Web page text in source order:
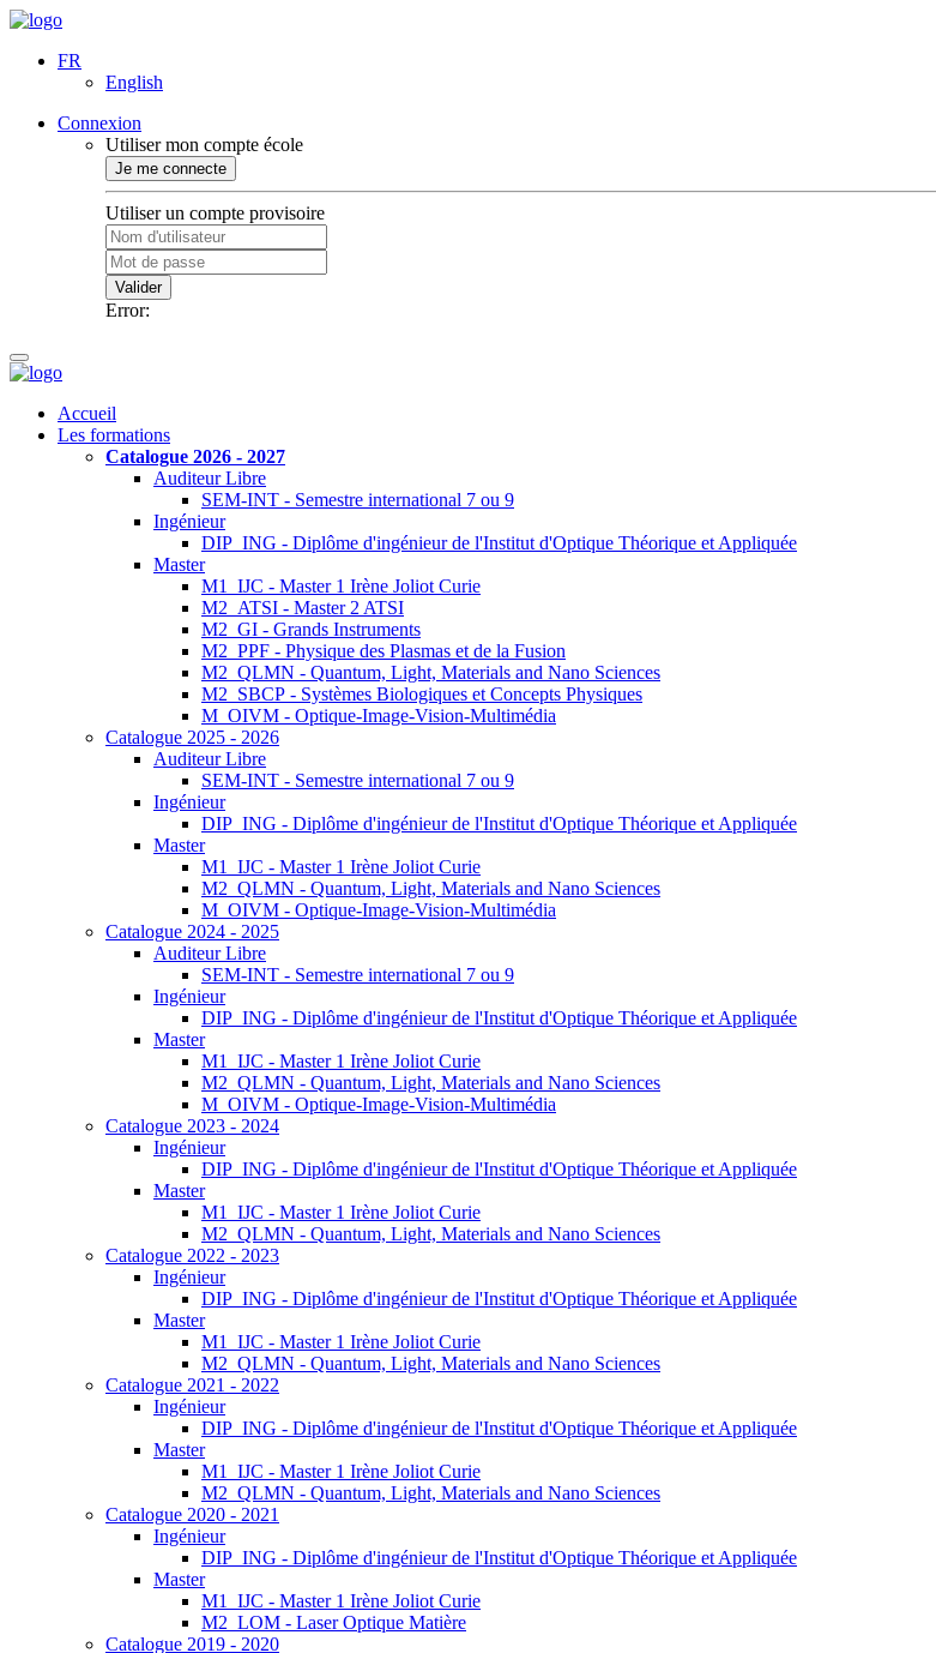
FR
English
Connexion
Utiliser mon compte école
Je me connecte
Utiliser un compte provisoire
Valider
Error:
Accueil
Les formations
Catalogue 2026 - 2027
Auditeur Libre
SEM-INT - Semestre international 7 ou 9
Ingénieur
DIP_ING - Diplôme d'ingénieur de l'Institut d'Optique Théorique et Appliquée
Master
M1_IJC - Master 1 Irène Joliot Curie
M2_ATSI - Master 2 ATSI
M2_GI - Grands Instruments
M2_PPF - Physique des Plasmas et de la Fusion
M2_QLMN - Quantum, Light, Materials and Nano Sciences
M2_SBCP - Systèmes Biologiques et Concepts Physiques
M_OIVM - Optique-Image-Vision-Multimédia
Catalogue 2025 - 2026
Auditeur Libre
SEM-INT - Semestre international 7 ou 9
Ingénieur
DIP_ING - Diplôme d'ingénieur de l'Institut d'Optique Théorique et Appliquée
Master
M1_IJC - Master 1 Irène Joliot Curie
M2_QLMN - Quantum, Light, Materials and Nano Sciences
M_OIVM - Optique-Image-Vision-Multimédia
Catalogue 2024 - 2025
Auditeur Libre
SEM-INT - Semestre international 7 ou 9
Ingénieur
DIP_ING - Diplôme d'ingénieur de l'Institut d'Optique Théorique et Appliquée
Master
M1_IJC - Master 1 Irène Joliot Curie
M2_QLMN - Quantum, Light, Materials and Nano Sciences
M_OIVM - Optique-Image-Vision-Multimédia
Catalogue 2023 - 2024
Ingénieur
DIP_ING - Diplôme d'ingénieur de l'Institut d'Optique Théorique et Appliquée
Master
M1_IJC - Master 1 Irène Joliot Curie
M2_QLMN - Quantum, Light, Materials and Nano Sciences
Catalogue 2022 - 2023
Ingénieur
DIP_ING - Diplôme d'ingénieur de l'Institut d'Optique Théorique et Appliquée
Master
M1_IJC - Master 1 Irène Joliot Curie
M2_QLMN - Quantum, Light, Materials and Nano Sciences
Catalogue 2021 - 2022
Ingénieur
DIP_ING - Diplôme d'ingénieur de l'Institut d'Optique Théorique et Appliquée
Master
M1_IJC - Master 1 Irène Joliot Curie
M2_QLMN - Quantum, Light, Materials and Nano Sciences
Catalogue 2020 - 2021
Ingénieur
DIP_ING - Diplôme d'ingénieur de l'Institut d'Optique Théorique et Appliquée
Master
M1_IJC - Master 1 Irène Joliot Curie
M2_LOM - Laser Optique Matière
Catalogue 2019 - 2020